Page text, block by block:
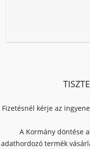
Fizetésnél kérje az
A Kormány döntése
adathordozó termék